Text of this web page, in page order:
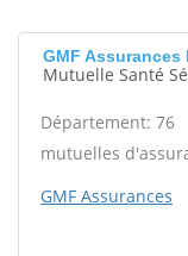
GMF Assurances
Mutuelle Santé
Département: 76
mutuelles
GMF Assurances